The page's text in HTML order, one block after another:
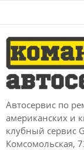
Автосервис по
американских и
клубный сервис
Комсомольская,